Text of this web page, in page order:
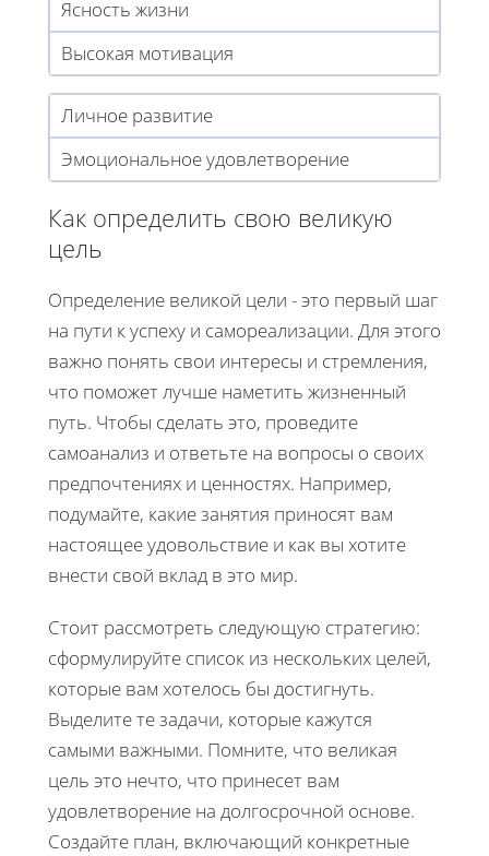
Ясность жизни
Высокая мотивация
Личное развитие
Эмоциональное удовлетворение
Как определить свою великую
цель
Определение великой цели - это первый шаг
на пути к успеху и самореализации. Для этого
важно понять свои интересы и стремления,
что поможет лучше наметить жизненный
путь. Чтобы сделать это, проведите
самоанализ и ответьте на вопросы о своих
предпочтениях и ценностях. Например,
подумайте, какие занятия приносят вам
настоящее удовольствие и как вы хотите
внести свой вклад в это мир.
Стоит рассмотреть следующую стратегию:
сформулируйте список из нескольких целей,
которые вам хотелось бы достигнуть.
Выделите те задачи, которые кажутся
самыми важными. Помните, что великая
цель это нечто, что принесет вам
удовлетворение на долгосрочной основе.
Создайте план, включающий конкретные